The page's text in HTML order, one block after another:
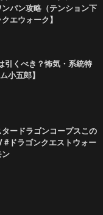
パン攻略（テンション下
エウォーク】
引くべき？怖気・系統特
小五郎】
タードラゴンコープスこの
#ドラゴンクエストウォー
ン